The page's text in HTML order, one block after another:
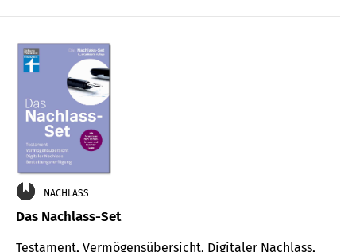
NACHLASS
Das Nachlass-Set
Testament, Vermögens­übersicht, Digitaler Nach­lass,